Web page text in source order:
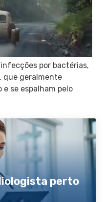
por bactérias,
que geralmente
se espalham pelo
perto